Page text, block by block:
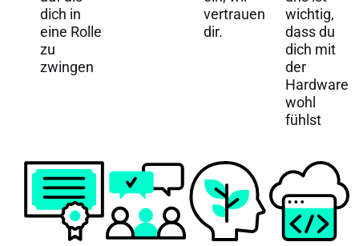
dich in
eine Rolle
zu
zwingen
vertrauen
dir.
wichtig,
dass du
dich mit
der
Hardware
wohl
fühlst